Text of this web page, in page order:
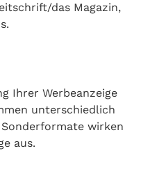
das Magazin,
Ihrer Werbeanzeige
unterschiedlich
wirken
aus.